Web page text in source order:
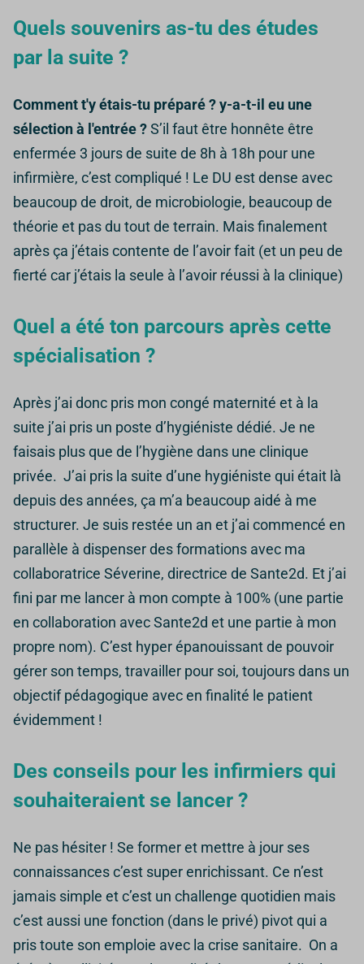
Quels souvenirs as-tu des études
par la suite ?
Comment t'y étais-tu préparé ? y-a-t-il eu une
sélection à l'entrée ?S’il faut être honnête être
enfermée 3 jours de suite de 8h à 18h pour une
infirmière, c’est compliqué ! Le DU est dense avec
beaucoup de droit, de microbiologie, beaucoup de
théorie et pas du tout de terrain. Mais finalement
après ça j’étais contente de l’avoir fait (et un peu de
fierté car j’étais la seule à l’avoir réussi à la clinique)
Quel a été ton parcours après cette
spécialisation ?
Après j’ai donc pris mon congé maternité et à la
suite j’ai pris un poste d’hygiéniste dédié. Je ne
faisais plus que de l’hygiène dans une clinique
privée. J’ai pris la suite d’une hygiéniste qui était là
depuis des années, ça m’a beaucoup aidé à me
structurer. Je suis restée un an et j’ai commencé en
parallèle à dispenser des formations avec ma
collaboratrice Séverine, directrice de Sante2d. Et j’ai
fini par me lancer à mon compte à 100% (une partie
en collaboration avec Sante2d et une partie à mon
propre nom). C’est hyper épanouissant de pouvoir
gérer son temps, travailler pour soi, toujours dans un
objectif pédagogique avec en finalité le patient
évidemment !
Des conseils pour les infirmiers qui
souhaiteraient se lancer ?
Ne pas hésiter ! Se former et mettre à jour ses
connaissances c’est super enrichissant. Ce n’est
jamais simple et c’est un challenge quotidien mais
c’est aussi une fonction (dans le privé) pivot qui a
pris toute son emploie avec la crise sanitaire. On a